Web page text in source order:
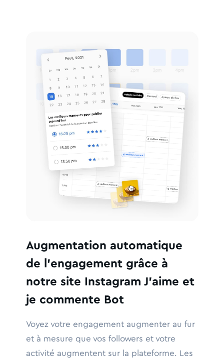
Augmentation automatique
de l'engagement grâce à
notre site Instagram J'aime et
je commente Bot
Voyez votre engagement augmenter au fur
et à mesure que vos followers et votre
activité augmentent sur la plateforme. Les